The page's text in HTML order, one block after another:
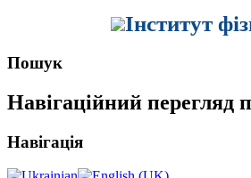
Інститут
Пошук
Навігаційний перегляд
Навігація